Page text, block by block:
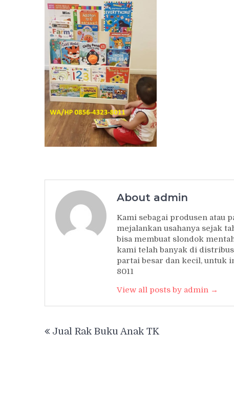
About admin
Kami sebagai produsen atau
mejalankan usahanya sejak
bisa membuat slondok
kami telah banyak di
partai besar dan kecil, untuk
8011
View all posts by admin →
navigation
Jual Rak Buku Anak TK